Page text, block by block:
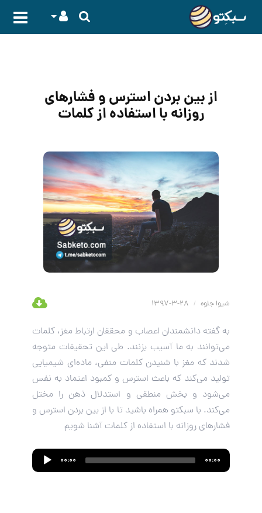
از بین بردن استرس و فشارهای
روزانه با استفاده از کلمات
شیوا جلوه /
به گفته دانشمندان اعصاب و محققان ارتباط مغز، کلمات
می‌توانند به ما آسیب بزنند. طی این تحقیقات متوجه
شدند که مغز با شنیدن کلمات منفی، ماده‌ای شیمیایی
تولید می‌کند که باعث استرس و کمبود اعتماد به نفس
می‌شود و بخش منطقی و استدلال ذهن را مختل
می‌کند. با سبکتو همراه باشید تا با از بین بردن استرس و
فشارهای روزانه با استفاده از کلمات آشنا شویم
Audio
Player
00:00 00:00